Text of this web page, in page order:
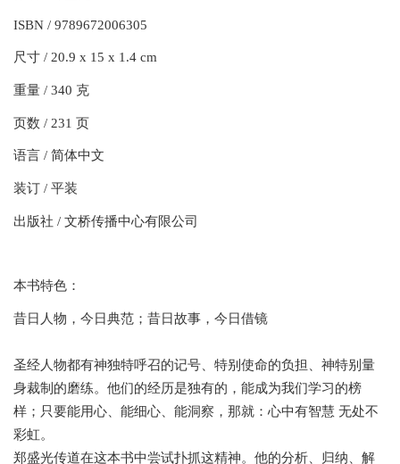
ISBN / 9789672006305
尺寸 / 20.9 x 15 x 1.4 cm
重量 / 340 克
页数 / 231 页
语言 / 简体中文
装订 / 平装
出版社 / 文桥传播中心有限公司
本书特色：
昔日人物，今日典范；昔日故事，今日借镜
圣经人物都有神独特呼召的记号、特别使命的负担、神特别量
身裁制的磨练。他们的经历是独有的，能成为我们学习的榜
样；只要能用心、能细心、能洞察，那就：心中有智慧 无处不
彩虹。
郑盛光传道在这本书中尝试扑抓这精神。他的分析、归纳、解